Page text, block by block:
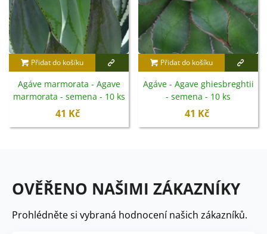
Přidat do košíku
Agáve marmorata - Agave
marmorata - semena - 10 ks
41 Kč
Přidat do košíku
Agáve - Agave ghiesbreghtii
- semena - 10 ks
41 Kč
OVĚŘENO NAŠIMI ZÁKAZNÍKY
Prohlédněte si vybraná hodnocení našich zákazníků.